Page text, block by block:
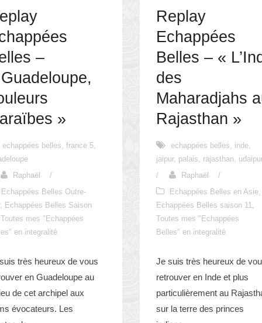
–
»
echappées belles, france 5,
Raphaël
/
Echappées Belles Outre-
, Echappées Belles Saison
Toutes mes "Echappées
en integralité
très heureux de vous
en Guadeloupe au
de cet archipel aux
évocateurs. Les
Replay
Echappées
Belles – «
des
Maharadjahs
Rajasthan »
echappées belles, inde,
jaipur, palais, rajasthan,
/
Raphaël
/
Echappées Belles en Asie,
Echappées Belles saison 11,
Toutes mes "Echappées
Belles" en integralité
Je suis très heureux de
retrouver en Inde et plus
particulièrement au
sur la terre des princes